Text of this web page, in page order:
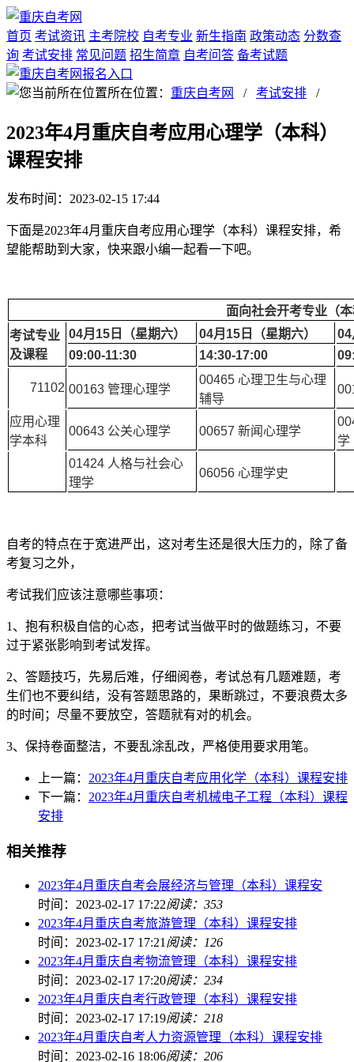
首页 考试资讯 主考院校 自考专业 新生指南 政策动态 分数查
询 考试安排 常见问题 招生简章 自考问答 备考试题
所在位置： 重庆自考网 / 考试安排 /
2023年4月重庆自考应用心理学（本科）
课程安排
发布时间：2023-02-15 17:44
下面是2023年4月重庆自考应用心理学（本科）课程安排，希
望能帮助到大家，快来跟小编一起看一下吧。
面向社会开考专业（
考试专业
及课程
04月15日（星期六） 04月15日（星期六）
04
09:00-11:30
14:30-17:00
71102 00163 管理心理学
00465 心理卫生与心理
辅导
应用心理
学本科
00643 公关心理学 00657 新闻心理学
学
01424 人格与社会心
理学
06056 心理学史
自考的特点在于宽进严出，这对考生还是很大压力的，除了备
考复习之外，
考试我们应该注意哪些事项：
1、抱有积极自信的心态，把考试当做平时的做题练习，不要
过于紧张影响到考试发挥。
2、答题技巧，先易后难，仔细阅卷，考试总有几题难题，考
生们也不要纠结，没有答题思路的，果断跳过，不要浪费太多
的时间；尽量不要放空，答题就有对的机会。
3、保持卷面整洁，不要乱涂乱改，严格使用要求用笔。
上一篇： 2023年4月重庆自考应用化学（本科）课程安排
下一篇： 2023年4月重庆自考机械电子工程（本科）课程
安排
相关推荐
2023年4月重庆自考会展经济与管理（本科）课程安
时间：2023-02-17 17:22阅读：353
2023年4月重庆自考旅游管理（本科）课程安排
时间：2023-02-17 17:21 阅读：126
2023年4月重庆自考物流管理（本科）课程安排
时间：2023-02-17 17:20阅读：234
2023年4月重庆自考行政管理（本科）课程安排
时间：2023-02-17 17:19阅读：218
2023年4月重庆自考人力资源管理（本科）课程安排
时间：2023-02-16 18:06阅读：206